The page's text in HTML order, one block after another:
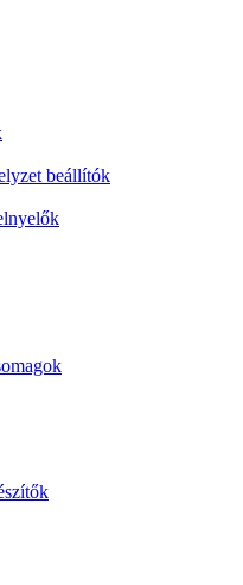
beállítók